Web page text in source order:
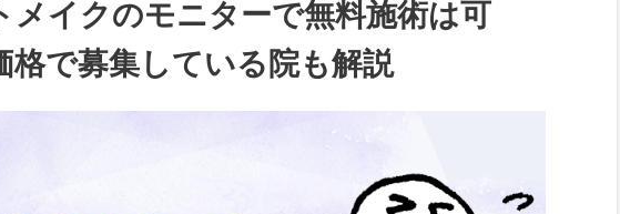
メイクのモニターで無料施術は可
格で募集している院も解説